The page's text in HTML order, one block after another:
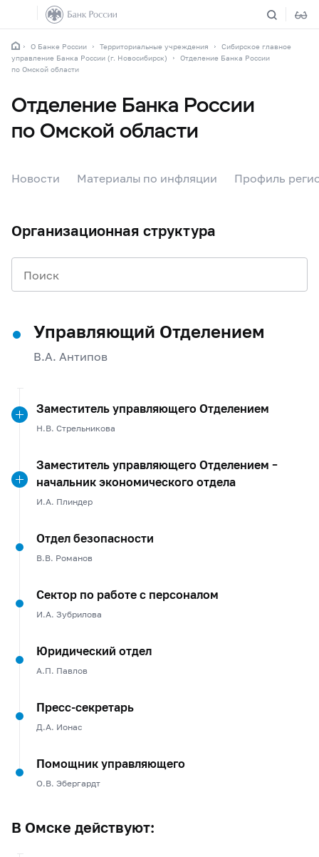
О Банке России Территориальные учреждения
Сибирское главное
управление Банка России (г. Новосибирск)
Отделение Банка России
по Омской области
Отделение Банка России
по Омской области
Новости Материалы по инфляции Профиль
Организационная структура
Управляющий Отделением
В.А. Антипов
Заместитель управляющего Отделением
Н.В. Стрельникова
Заместитель управляющего Отделением –
начальник экономического отдела
И.А. Плиндер
Отдел безопасности
В.В. Романов
Сектор по работе с персоналом
И.А. Зубрилова
Юридический отдел
А.П. Павлов
Пресс-секретарь
Д.А. Ионас
Помощник управляющего
О.В. Эбергардт
В Омске действуют: